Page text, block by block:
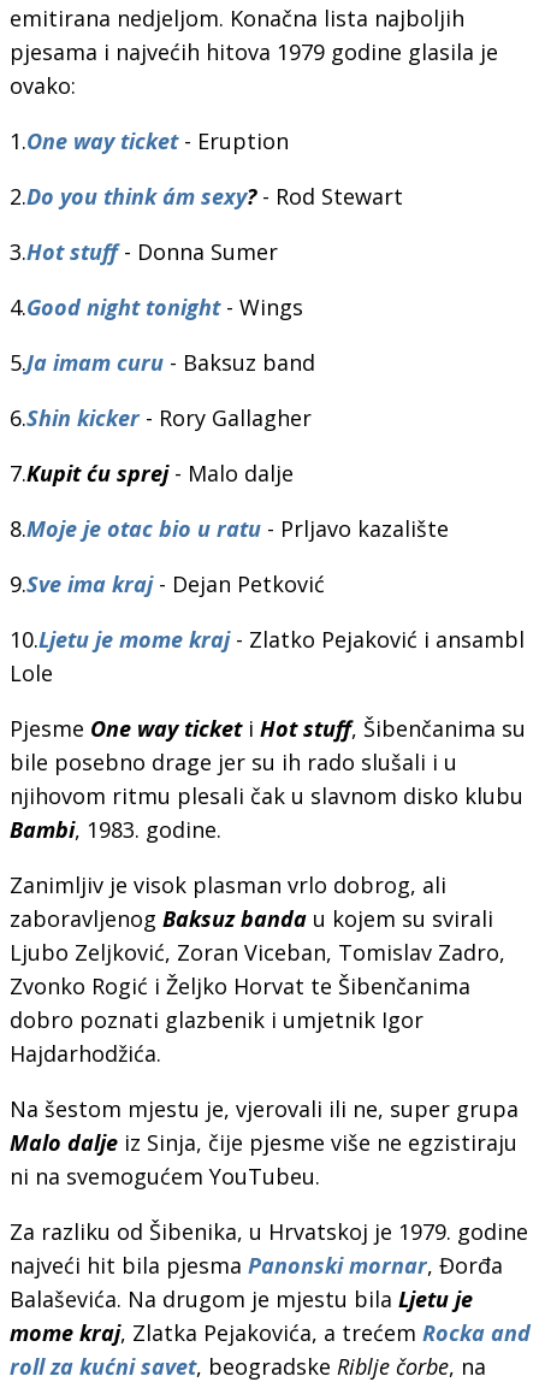
emitirana nedjeljom. Konačna lista najboljih
pjesama i najvećih hitova 1979 godine glasila je
ovako:
1.One way ticket- Eruption
2.Do you think a´m sexy?- Rod Stewart
3.Hot stuff- Donna Sumer
4.Good night tonight- Wings
5.Ja imam curu- Baksuz band
6.Shin kicker- Rory Gallagher
7.Kupit ću sprej- Malo dalje
8.Moje je otac bio u ratu- Prljavo kazalište
9.Sve ima kraj- Dejan Petković
10.Ljetu je mome kraj- Zlatko Pejaković i ansambl
Lole
Pjesme One way ticketi Hot stuff, Šibenčanima su
bile posebno drage jer su ih rado slušali i u
njihovom ritmu plesali čak u slavnom disko klubu
Bambi, 1983. godine.
Zanimljiv je visok plasman vrlo dobrog, ali
zaboravljenog Baksuz bandau kojem su svirali
Ljubo Zeljković, Zoran Viceban, Tomislav Zadro,
Zvonko Rogić i Željko Horvat te Šibenčanima
dobro poznati glazbenik i umjetnik Igor
Hajdarhodžića.
Na šestom mjestu je, vjerovali ili ne, super grupa
Malo daljeiz Sinja, čije pjesme više ne egzistiraju
ni na svemogućem YouTubeu.
Za razliku od Šibenika, u Hrvatskoj je 1979. godine
najveći hit bila pjesma Panonski mornar, Đorđa
Balaševića. Na drugom je mjestu bila Ljetu je
mome kraj, Zlatka Pejakovića, a trećem Rocka and
roll za kućni savet, beogradske Riblje čorbe, na